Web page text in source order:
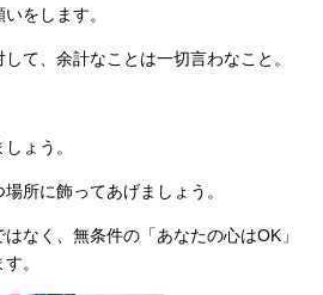
をします。
て、余計なことは一切言わなこと。
ょう。
所に飾ってあげましょう。
なく、無条件の「あなたの心はOK 」
。